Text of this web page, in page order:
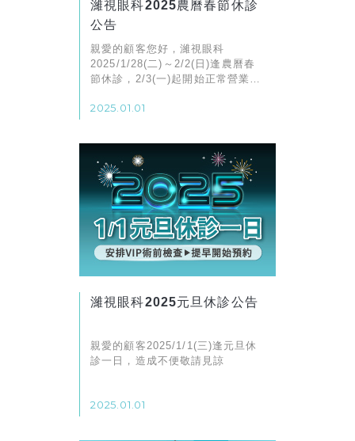
濰視眼科2025農曆春節休診
公告
親愛的顧客您好，濰視眼科
2025/1/28(二)～2/2(日)逢農曆春
節休診，2/3(一)起開始正常營業，
2025.01.01
濰視眼科2025元旦休診公告
親愛的顧客2025/1/1(三)逢元旦休
診一日，造成不便敬請見諒
2025.01.01